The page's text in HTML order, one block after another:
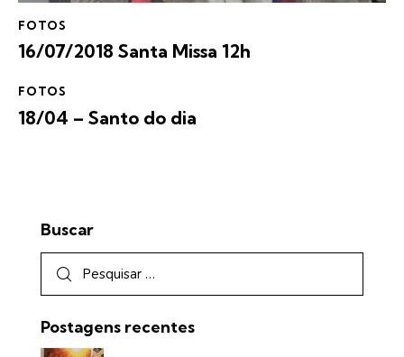
FOTOS
16/07/2018 Santa Missa 12h
FOTOS
18/04 – Santo do dia
Buscar
Postagens recentes